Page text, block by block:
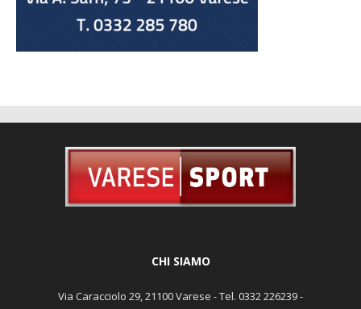
CHI SIAMO
Via Caracciolo 29, 21100 Varese - Tel. 0332 226239 -